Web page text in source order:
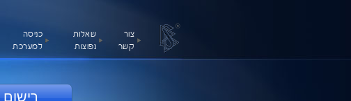
®
צור
קשר
שאלות
נפוצות
כניסה
למערכת